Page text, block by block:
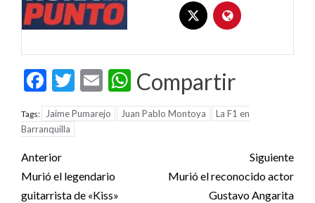
Facebook
Twitter
EmailWhatsApp
Compartir
Tags: Jaime Pumarejo Juan Pablo Montoya
La F1 en
Barranquilla
Post
navigation
Anterior
Murió el legendario
guitarrista de «Kiss»
Siguiente
Murió el reconocido actor
Gustavo Angarita